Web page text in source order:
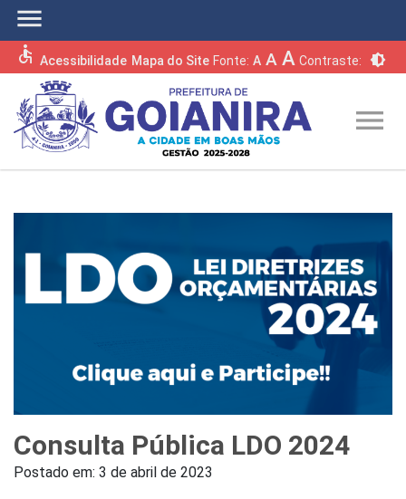
menu
accessible Acessibilidade Mapa do Site Fonte: A A A Contraste: brightness_6
menu
Consulta Pública LDO 2024
Postado em: 3 de abril de 2023